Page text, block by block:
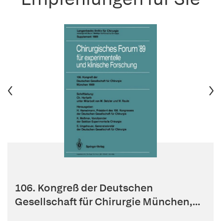
106. Kongreß der Deutschen
Gesellschaft für Chirurgie München,